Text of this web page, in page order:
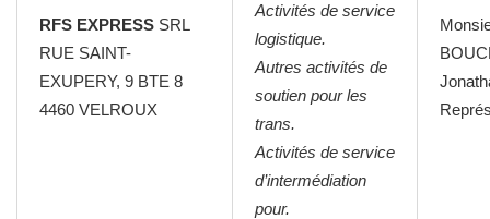
RFS EXPRESS SRL
RUE SAINT-
EXUPERY, 9 BTE 8
4460 VELROUX
Activités de service
logistique.
Autres activités de
soutien pour les
trans.
Activités de service
d’intermédiation
pour.